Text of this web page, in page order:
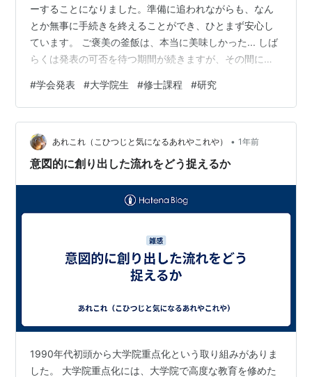
ーすることになりました。準備に追われながらも、なん
とか無事に手続きを終えることができ、ひとまず安心し
ています。 ご褒美の釜飯は、本当に美味しかった... しば
らくは発表の可否を待つ期間が続きますが、その間にも
っています。 ご覧いただき、ありがとうございました。
#学会発表 #大学院生 #修士課程 #研究
あれこれ（こひつじと気になるあれやこれや） • 1年前
意図的に創り出した流れをどう捉えるか
1990年代初頭から大学院重点化という取り組みがありま
した。 大学院重点化には、大学院で高度な教育を修めた